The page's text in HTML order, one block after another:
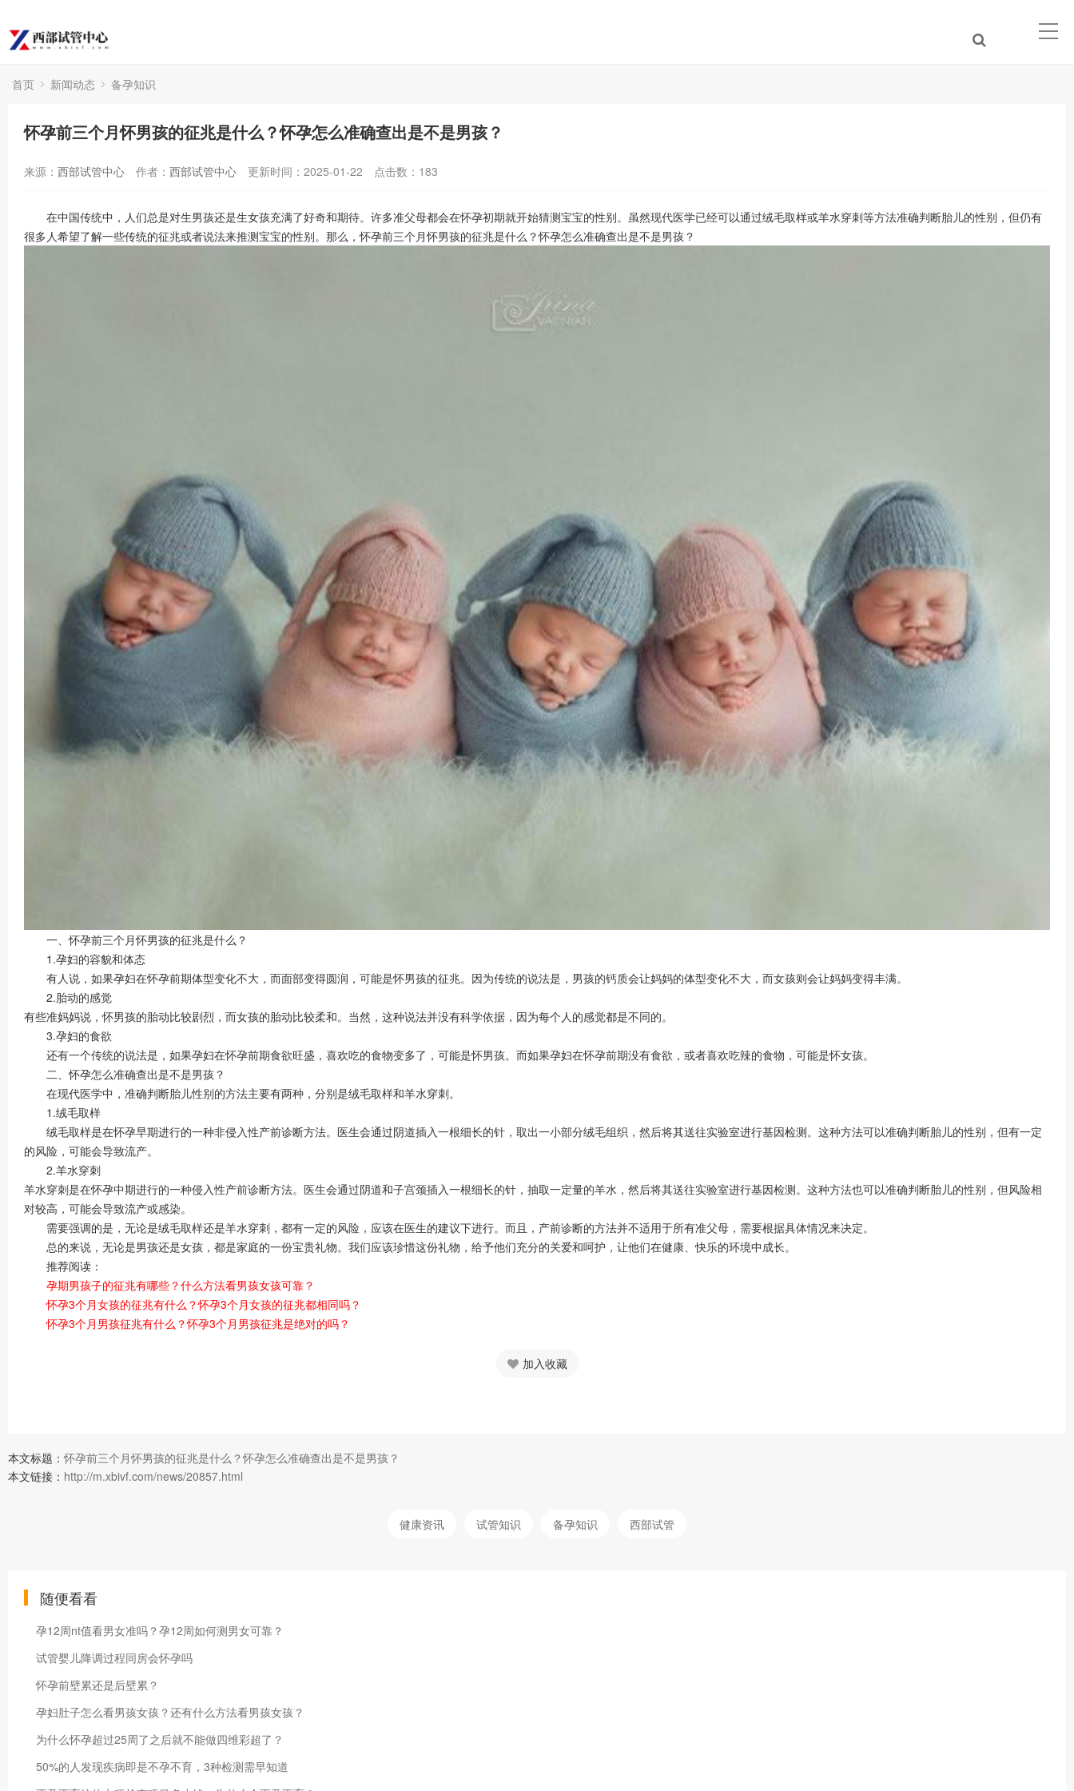
首页 新闻动态 备孕知识
怀孕前三个月怀男孩的征兆是什么？怀孕怎么准确查出是不是男孩？
来源： 西部试管中心 作者： 西部试管中心 更新时间：2025-01-22 点击数： 183
在中国传统中，人们总是对生男孩还是生女孩充满了好奇和期待。许多准父母都会在怀孕初期就开始猜测宝宝的性别。虽然现代医学已经可以通过绒毛取样或羊水穿刺等方法准确判断胎儿的性别，但仍有
很多人希望了解一些传统的征兆或者说法来推测宝宝的性别。那么，怀孕前三个月怀男孩的征兆是什么？怀孕怎么准确查出是不是男孩？
一、怀孕前三个月怀男孩的征兆是什么？
1.孕妇的容貌和体态
有人说，如果孕妇在怀孕前期体型变化不大，而面部变得圆润，可能是怀男孩的征兆。因为传统的说法是，男孩的钙质会让妈妈的体型变化不大，而女孩则会让妈妈变得丰满。
2.胎动的感觉
有些准妈妈说，怀男孩的胎动比较剧烈，而女孩的胎动比较柔和。当然，这种说法并没有科学依据，因为每个人的感觉都是不同的。
3.孕妇的食欲
还有一个传统的说法是，如果孕妇在怀孕前期食欲旺盛，喜欢吃的食物变多了，可能是怀男孩。而如果孕妇在怀孕前期没有食欲，或者喜欢吃辣的食物，可能是怀女孩。
二、怀孕怎么准确查出是不是男孩？
在现代医学中，准确判断胎儿性别的方法主要有两种，分别是绒毛取样和羊水穿刺。
1.绒毛取样
绒毛取样是在怀孕早期进行的一种非侵入性产前诊断方法。医生会通过阴道插入一根细长的针，取出一小部分绒毛组织，然后将其送往实验室进行基因检测。这种方法可以准确判断胎儿的性别，但有一定
的风险，可能会导致流产。
2.羊水穿刺
羊水穿刺是在怀孕中期进行的一种侵入性产前诊断方法。医生会通过阴道和子宫颈插入一根细长的针，抽取一定量的羊水，然后将其送往实验室进行基因检测。这种方法也可以准确判断胎儿的性别，但风险相
对较高，可能会导致流产或感染。
需要强调的是，无论是绒毛取样还是羊水穿刺，都有一定的风险，应该在医生的建议下进行。而且，产前诊断的方法并不适用于所有准父母，需要根据具体情况来决定。
总的来说，无论是男孩还是女孩，都是家庭的一份宝贵礼物。我们应该珍惜这份礼物，给予他们充分的关爱和呵护，让他们在健康、快乐的环境中成长。
推荐阅读：
孕期男孩子的征兆有哪些？什么方法看男孩女孩可靠？
怀孕3个月女孩的征兆有什么？怀孕3个月女孩的征兆都相同吗？
怀孕3个月男孩征兆有什么？怀孕3个月男孩征兆是绝对的吗？
加入收藏
本文标题：怀孕前三个月怀男孩的征兆是什么？怀孕怎么准确查出是不是男孩？
本文链接： http://m.xbivf.com/news/20857.html
健康资讯 试管知识 备孕知识 西部试管
随便看看
孕12周nt值看男女准吗？孕12周如何测男女可靠？
试管婴儿降调过程同房会怀孕吗
怀孕前壁累还是后壁累？
孕妇肚子怎么看男孩女孩？还有什么方法看男孩女孩？
为什么怀孕超过25周了之后就不能做四维彩超了？
50%的人发现疾病即是不孕不育，3种检测需早知道